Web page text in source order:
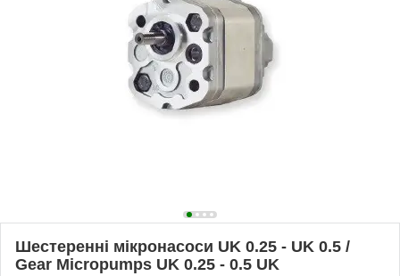
Шестеренні мікронасоси UK 0.25 - UK 0.5 /
Gear Micropumps UK 0.25 - 0.5 UK